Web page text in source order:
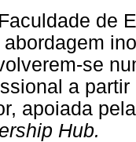
de
se
a
apoiada
Hub.